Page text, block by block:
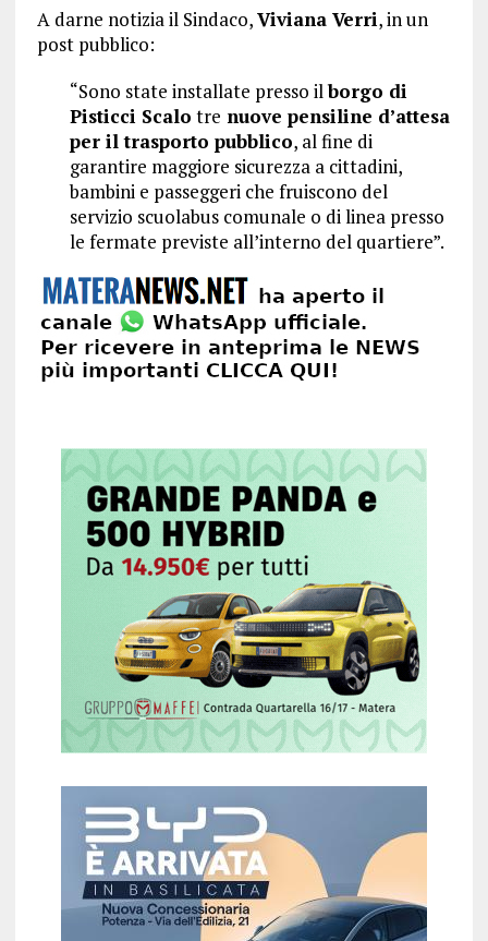
A darne notizia il Sindaco,Viviana Verri, in un
post pubblico:
“Sono state installate presso ilborgo di
Pisticci Scalo tre nuove pensiline d’attesa
per il trasporto pubblico, al fine di
garantire maggiore sicurezza a cittadini,
bambini e passeggeri che fruiscono del
servizio scuolabus comunale o di linea presso
le fermate previste all’interno del quartiere”.